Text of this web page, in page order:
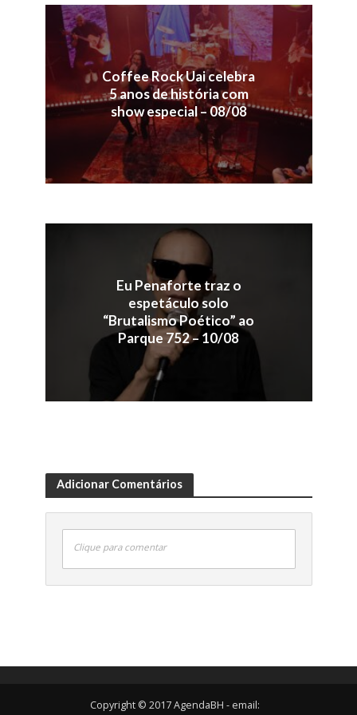
Coffee Rock Uai celebra
5 anos de história com
show especial – 08/08
Eu Penaforte traz o
espetáculo solo
“Brutalismo Poético” ao
Parque 752 – 10/08
Adicionar Comentários
Clique para comentar
Copyright © 2017 AgendaBH - email: